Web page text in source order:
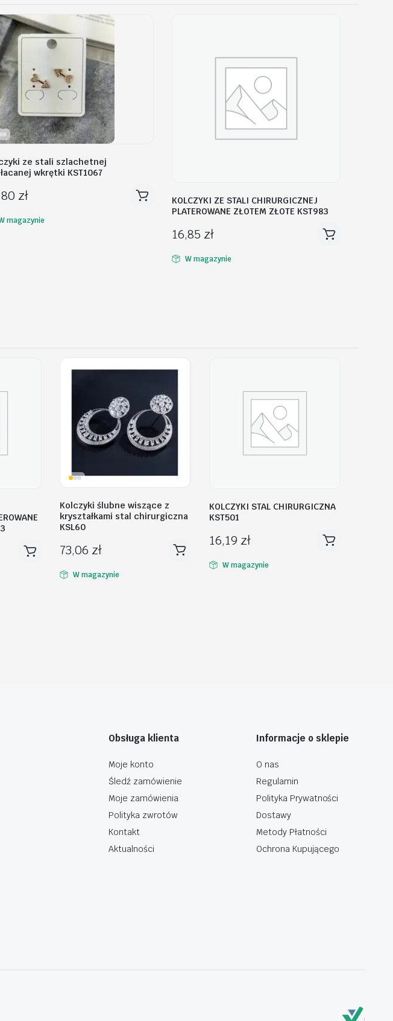
ze stali szlachetnej
wkrętki KST1067
zł
magazynie
KOLCZYKI ZE STALI CHIRURGICZNEJ
PLATEROWANE ZŁOTEM ZŁOTE KST983
16,85 zł
W magazynie
Kolczyki ślubne wiszące z
kryształkami stal chirurgiczna
KSL60
73,06 zł
W magazynie
KOLCZYKI STAL CHIRURGICZNA
KST501
16,19 zł
W magazynie
Obsługa klienta
Moje konto
Śledź zamówienie
Moje zamówienia
Polityka zwrotów
Kontakt
Aktualności
Informacje o sklepie
O nas
Regulamin
Polityka Prywatności
Dostawy
Metody Płatności
Ochrona Kupującego